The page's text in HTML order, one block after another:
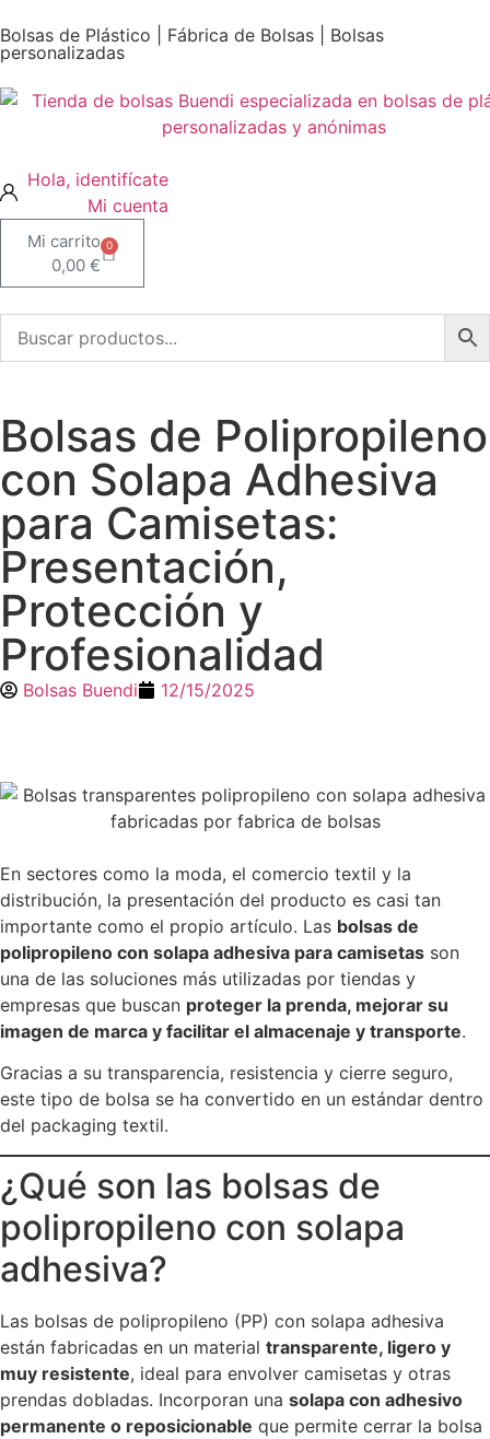
Bolsas de Plástico | Fábrica de Bolsas | Bolsas
personalizadas
Mi cuenta
0,00 €
0
Bolsas de Polipropileno
con Solapa Adhesiva
para Camisetas:
Presentación,
Protección y
Profesionalidad
Bolsas Buendi 12/15/2025
En sectores como la moda, el comercio textil y la
distribución, la presentación del producto es casi tan
importante como el propio artículo. Las bolsas de
polipropileno con solapa adhesiva para camisetas son
una de las soluciones más utilizadas por tiendas y
empresas que buscan proteger la prenda, mejorar su
imagen de marca y facilitar el almacenaje y transporte.
Gracias a su transparencia, resistencia y cierre seguro,
este tipo de bolsa se ha convertido en un estándar dentro
del packaging textil.
¿Qué son las bolsas de
polipropileno con solapa
adhesiva?
Las bolsas de polipropileno (PP) con solapa adhesiva
están fabricadas en un material transparente, ligero y
muy resistente, ideal para envolver camisetas y otras
prendas dobladas. Incorporan una solapa con adhesivo
permanente o reposicionable que permite cerrar la bolsa